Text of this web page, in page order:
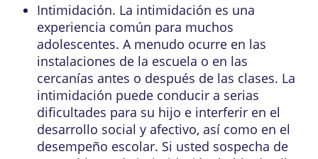
Intimidación. La intimidación es una
experiencia común para muchos
adolescentes. A menudo ocurre en las
instalaciones de la escuela o en las
cercanías antes o después de las clases. La
intimidación puede conducir a serias
dificultades para su hijo e interferir en el
desarrollo social y afectivo, así como en el
desempeño escolar. Si usted sospecha de